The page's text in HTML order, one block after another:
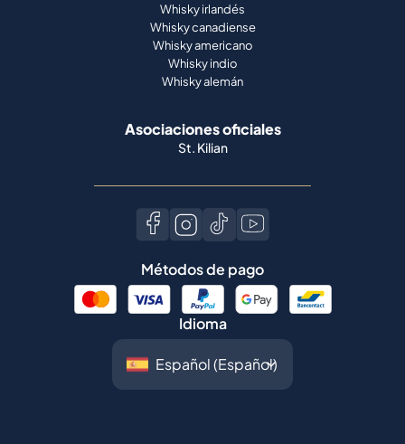
Whisky irlandés
Whisky canadiense
Whisky americano
Whisky indio
Whisky alemán
Asociaciones oficiales
St. Kilian
Métodos de pago
Idioma